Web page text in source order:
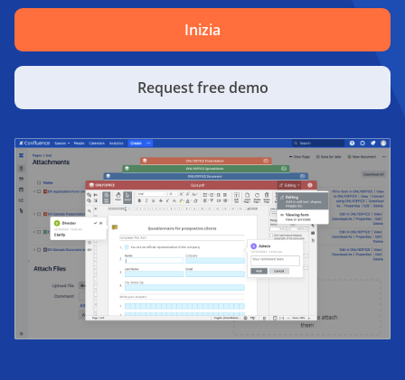
Inizia
Request free demo